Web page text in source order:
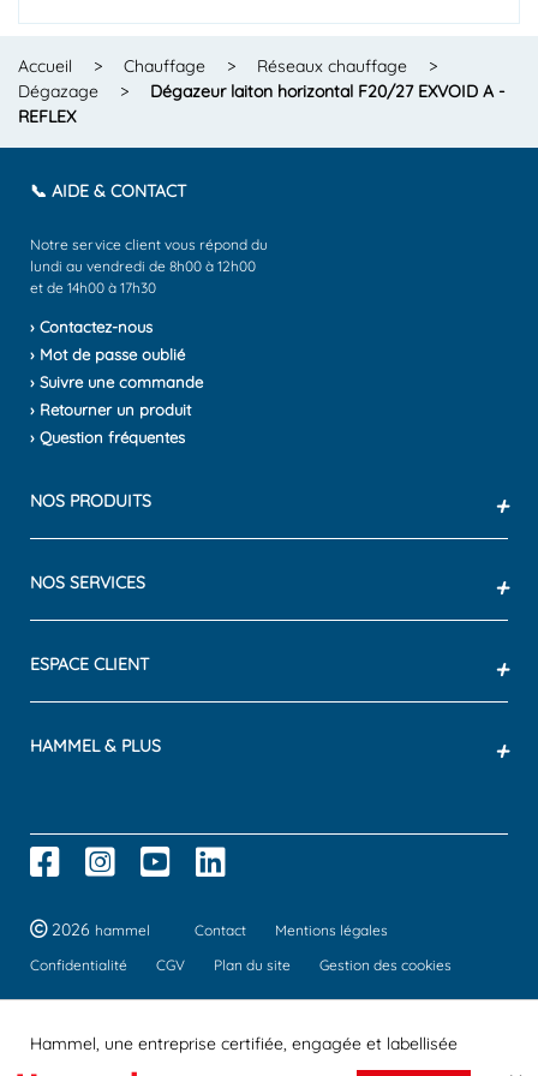
Accueil > Chauffage > Réseaux chauffage
>
Dégazage
>
Dégazeur laiton horizontal F20/27 EXVOID A -
REFLEX
📞 AIDE & CONTACT
Notre service client vous répond du
lundi au vendredi de 8h00 à 12h00
et de 14h00 à 17h30
› Contactez-nous
› Mot de passe oublié
› Suivre une commande
› Retourner un produit
› Question fréquentes
NOS PRODUITS +
NOS SERVICES +
ESPACE CLIENT +
HAMMEL & PLUS +
2026 hammel Contact
Mentions légales
Confidentialité
CGV Plan du site Gestion des cookies
Hammel, une entreprise certifiée, engagée et labellisée